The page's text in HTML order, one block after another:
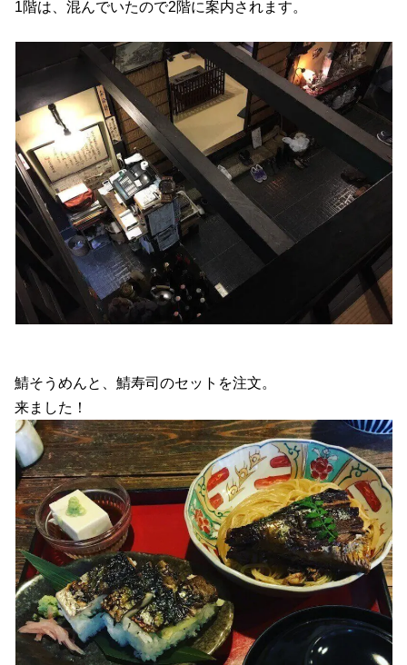
1階は、混んでいたので2階に案内されます。
鯖そうめんと、鯖寿司のセットを注文。
来ました！